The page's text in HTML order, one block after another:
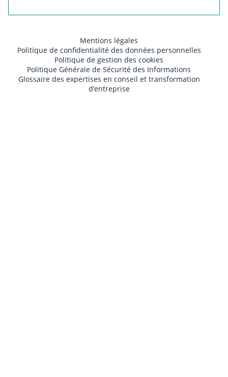
Mentions légales
Politique de confidentialité des données personnelles
Politique de gestion des cookies
Politique Générale de Sécurité des Informations
Glossaire des expertises en conseil et transformation
d’entreprise